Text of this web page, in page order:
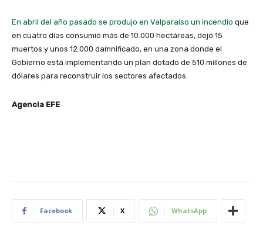
En abril del año pasado se produjo en Valparaíso un incendio que
en cuatro días consumió más de 10.000 hectáreas, dejó 15
muertos y unos 12.000 damnificado, en una zona donde el
Gobierno está implementando un plan dotado de 510 millones de
dólares para reconstruir los sectores afectados.
Agencia EFE
Facebook X WhatsApp